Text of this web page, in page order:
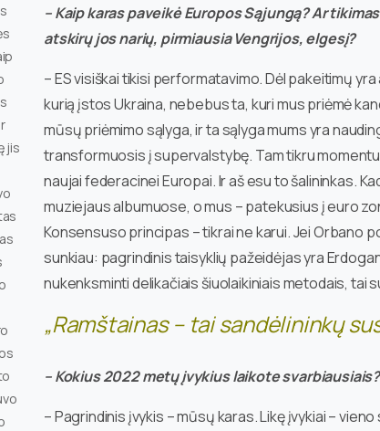
jis
– Kaip karas paveikė Europos Sąjungą? Ar
atskirų jos narių, pirmiausia Vengrijos, elgesį?
– ES visiškai tikisi performatavimo. Dėl pakeitimų
kurią įstos Ukraina, nebebus ta, kuri mus priėmė
mūsų priėmimo sąlyga, ir ta sąlyga mums yra
transformuosis į supervalstybę. Tam tikru
naujai federacinei Europai. Ir aš esu to šalininkas.
muziejaus albumuose, o mus – patekusius į euro
Konsensuso principas – tikrai ne karui. Jei Orbano
sunkiau: pagrindinis taisyklių pažeidėjas yra
nukenksminti delikačiais šiuolaikiniais metodais,
„Ramštainas – tai sandėlininkų
– Kokius 2022 metų įvykius laikote svarbiausiais?
– Pagrindinis įvykis – mūsų karas. Likę įvykiai –